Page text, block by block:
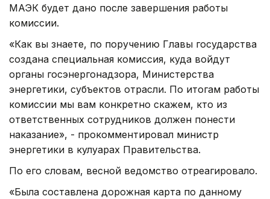
МАЭК будет дано после завершения работы
комиссии.
«Как вы знаете, по поручению Главы государства
создана специальная комиссия, куда войдут
органы госэнергонадзора, Министерства
энергетики, субъектов отрасли. По итогам работы
комиссии мы вам конкретно скажем, кто из
ответственных сотрудников должен понести
наказание», - прокомментировал министр
энергетики в кулуарах Правительства.
По его словам, весной ведомство отреагировало.
«Была составлена дорожная карта по данному